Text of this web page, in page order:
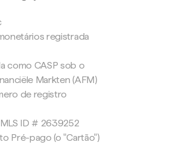
registrada
como CASP sob o
Markten (AFM)
de registro
ID # 2639252
Pré-pago (o "Cartão")